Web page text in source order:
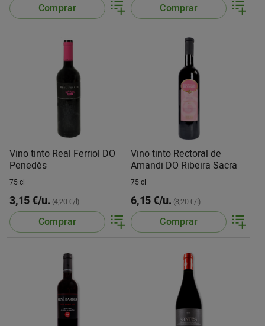
Comprar Comprar
Vino tinto Real Ferriol DO
Penedès
75 cl
3,15 €/u. (4,20 €/l)
Comprar
Vino tinto Rectoral de
Amandi DO Ribeira Sacra
75 cl
6,15 €/u. (8,20 €/l)
Comprar